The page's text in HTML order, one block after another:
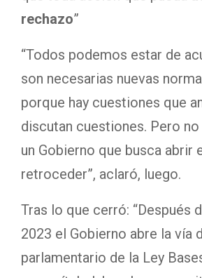
rechazo”
“Todos podemos estar de
son necesarias nuevas
porque hay cuestiones que
discutan cuestiones. Pero
un Gobierno que busca abrir
retroceder”, aclaró, luego.
Tras lo que cerró: “Después
2023 el Gobierno abre la vía
parlamentario de la Ley